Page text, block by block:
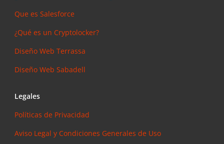
Que es Salesforce
¿Qué es un Cryptolocker?
Diseño Web Terrassa
Diseño Web Sabadell
Legales
Políticas de Privacidad
Aviso Legal y Condiciones Generales de Uso